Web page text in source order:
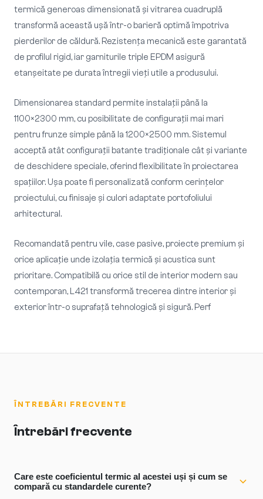
termică generoas dimensionată și vitrarea cuadruplă
transformă această ușă într-o barieră optimă împotriva
pierderilor de căldură. Rezistența mecanică este garantată
de profilul rigid, iar garniturile triple EPDM asigură
etanșeitate pe durata întregii vieți utile a produsului.
Dimensionarea standard permite instalații până la
1100×2300 mm, cu posibilitate de configurații mai mari
pentru frunze simple până la 1200×2500 mm. Sistemul
acceptă atât configurații batante tradiționale cât și variante
de deschidere speciale, oferind flexibilitate în proiectarea
spațiilor. Ușa poate fi personalizată conform cerințelor
proiectului, cu finisaje și culori adaptate portofoliului
arhitectural.
Recomandată pentru vile, case pasive, proiecte premium și
orice aplicație unde izolația termică și acustica sunt
prioritare. Compatibilă cu orice stil de interior modern sau
contemporan, L421 transformă trecerea dintre interior și
exterior într-o suprafață tehnologică și sigură. Perf
ÎNTREBĂRI FRECVENTE
Întrebări frecvente
Care este coeficientul termic al acestei uși și cum se
compară cu standardele curente?